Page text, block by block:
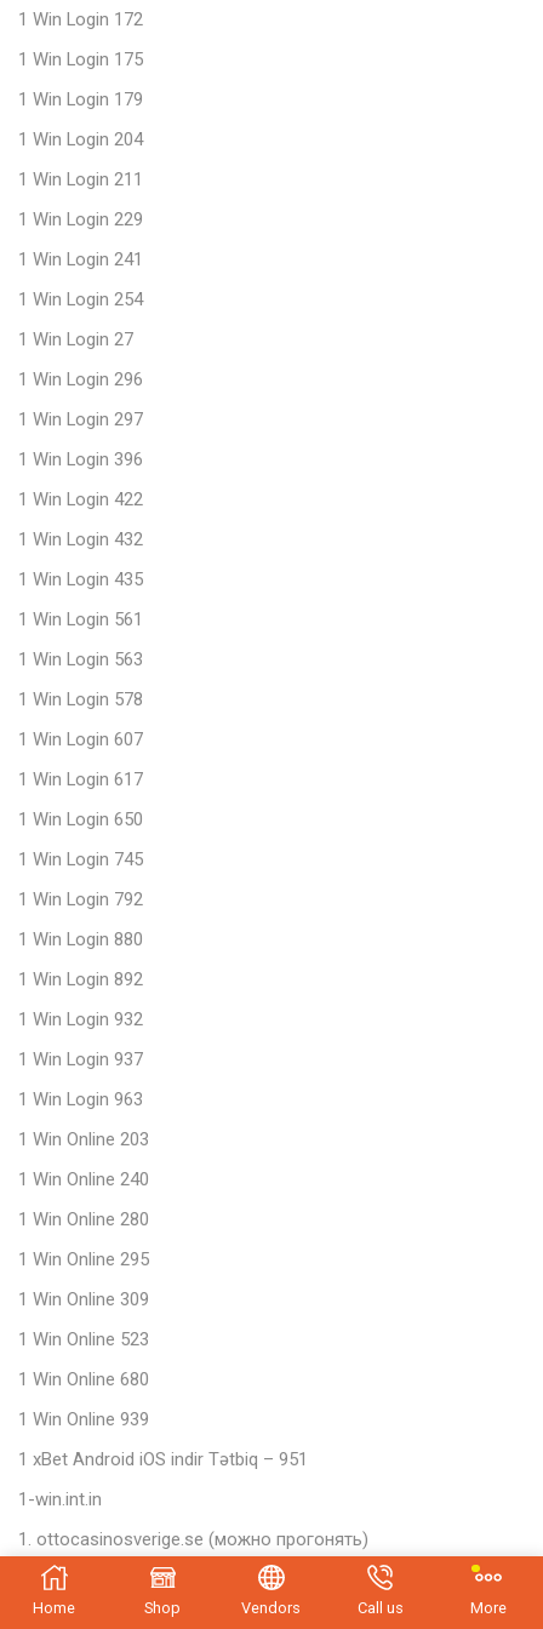
1 Win Login 172
1 Win Login 175
1 Win Login 179
1 Win Login 204
1 Win Login 211
1 Win Login 229
1 Win Login 241
1 Win Login 254
1 Win Login 27
1 Win Login 296
1 Win Login 297
1 Win Login 396
1 Win Login 422
1 Win Login 432
1 Win Login 435
1 Win Login 561
1 Win Login 563
1 Win Login 578
1 Win Login 607
1 Win Login 617
1 Win Login 650
1 Win Login 745
1 Win Login 792
1 Win Login 880
1 Win Login 892
1 Win Login 932
1 Win Login 937
1 Win Login 963
1 Win Online 203
1 Win Online 240
1 Win Online 280
1 Win Online 295
1 Win Online 309
1 Win Online 523
1 Win Online 680
1 Win Online 939
1 xBet Android iOS indir Tətbiq – 951
1-win.int.in
1. ottocasinosverige.se (можно прогонять)
10 Jili Slot 535
Home Shop Vendors Call us More